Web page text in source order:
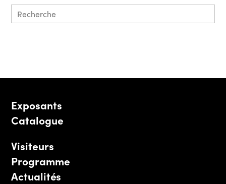
Exposants
Catalogue
Visiteurs
Programme
Actualités